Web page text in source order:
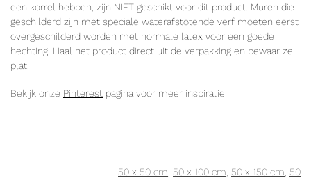
een korrel hebben, zijn NIET geschikt voor dit product. Muren die
geschilderd zijn met speciale waterafstotende verf moeten eerst
overgeschilderd worden met normale latex voor een goede
hechting. Haal het product direct uit de verpakking en bewaar ze
plat.
Bekijk onze Pinterest pagina voor meer inspiratie!
50 x 50 cm 50 x 100 cm 50 x 150 cm 50